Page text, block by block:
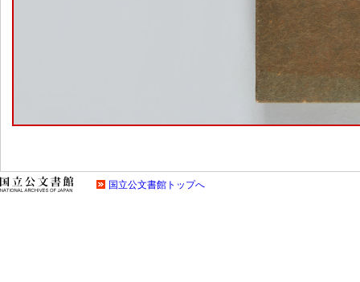
国立公文書館トップへ